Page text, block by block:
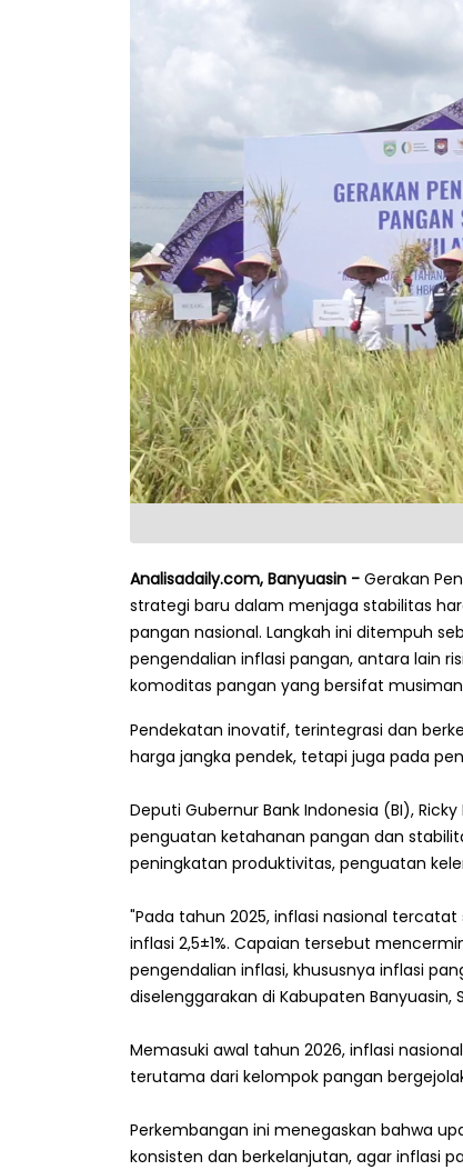
Analisadaily.com, Banyuasin - Gerakan
strategi baru dalam menjaga stabilitas
pangan nasional. Langkah ini ditempuh
pengendalian inflasi pangan, antara lain
komoditas pangan yang bersifat
Pendekatan inovatif, terintegrasi dan
harga jangka pendek, tetapi juga pada
Deputi Gubernur Bank Indonesia (BI),
penguatan ketahanan pangan dan
peningkatan produktivitas, penguatan
"Pada tahun 2025, inflasi nasional
inflasi 2,5±1%. Capaian tersebut
pengendalian inflasi, khususnya inflasi
diselenggarakan di Kabupaten Banyuasin,
Memasuki awal tahun 2026, inflasi
terutama dari kelompok pangan
Perkembangan ini menegaskan bahwa
konsisten dan berkelanjutan, agar inflasi